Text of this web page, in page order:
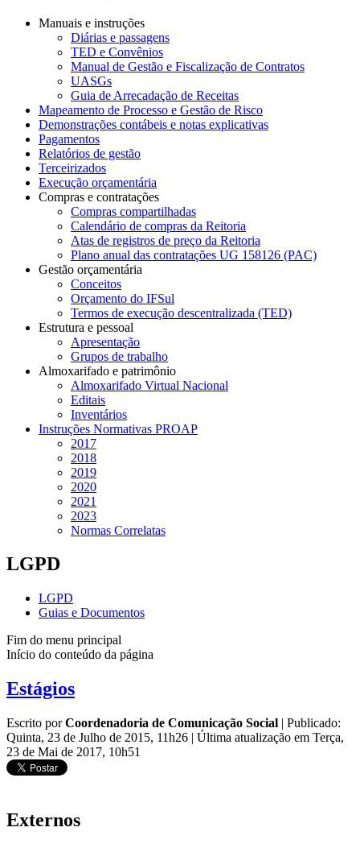
Manuais e instruções
Diárias e passagens
TED e Convênios
Manual de Gestão e Fiscalização de Contratos
UASGs
Guia de Arrecadação de Receitas
Mapeamento de Processo e Gestão de Risco
Demonstrações contábeis e notas explicativas
Pagamentos
Relatórios de gestão
Terceirizados
Execução orçamentária
Compras e contratações
Compras compartilhadas
Calendário de compras da Reitoria
Atas de registros de preço da Reitoria
Plano anual das contratações UG 158126 (PAC)
Gestão orçamentária
Conceitos
Orçamento do IFSul
Termos de execução descentralizada (TED)
Estrutura e pessoal
Apresentação
Grupos de trabalho
Almoxarifado e patrimônio
Almoxarifado Virtual Nacional
Editais
Inventários
Instruções Normativas PROAP
2017
2018
2019
2020
2021
2023
Normas Correlatas
LGPD
LGPD
Guias e Documentos
Fim do menu principal
Início do conteúdo da página
Estágios
Escrito porCoordenadoria de Comunicação Social | Publicado:
Quinta, 23 de Julho de 2015, 11h26 | Última atualização em Terça,
23 de Mai de 2017, 10h51
Externos